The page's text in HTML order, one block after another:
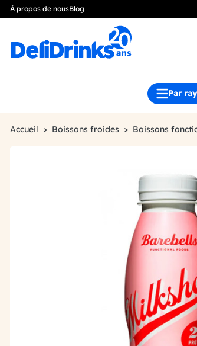
À propos de nousBlog
Par
Accueil Boissons froides Boissons